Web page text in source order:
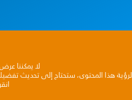
لا يمكننا
لرؤية هذا المحتوى، ستحتاج إلى تحديث